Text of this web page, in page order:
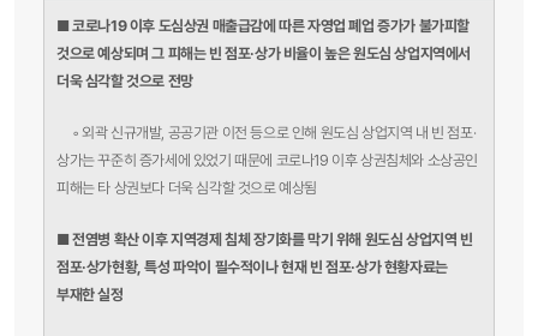
■ 코로나19 이후 도심상권 매출급감에 따른 자영업 폐업 증가가 불가피할
것으로 예상되며 그 피해는 빈 점포·상가 비율이 높은 원도심 상업지역에서
더욱 심각할 것으로 전망
◦ 외곽 신규개발, 공공기관 이전 등으로 인해 원도심 상업지역 내 빈 점포·
상가는 꾸준히 증가세에 있었기 때문에 코로나19 이후 상권침체와 소상공인
피해는 타 상권보다 더욱 심각할 것으로 예상됨
■ 전염병 확산 이후 지역경제 침체 장기화를 막기 위해 원도심 상업지역 빈
점포·상가현황, 특성 파악이 필수적이나 현재 빈 점포·상가 현황자료는
부재한 실정